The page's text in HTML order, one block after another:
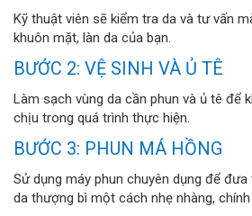
Kỹ thuật viên sẽ kiểm tra da và tư vấn
khuôn mặt, làn da của bạn.
BƯỚC 2: VỆ SINH VÀ Ủ TÊ
Làm sạch vùng da cần phun và ủ tê để
chịu trong quá trình thực hiện.
BƯỚC 3: PHUN MÁ HỒNG
Sử dụng máy phun chuyên dụng để
da thượng bì một cách nhẹ nhàng, chính